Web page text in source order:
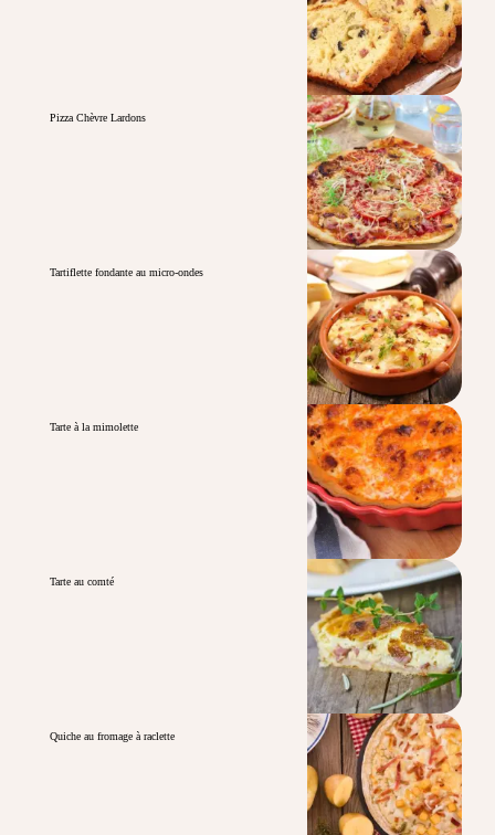
Pizza Chèvre Lardons
Tartiflette fondante au micro-ondes
Tarte à la mimolette
Tarte au comté
Quiche au fromage à raclette